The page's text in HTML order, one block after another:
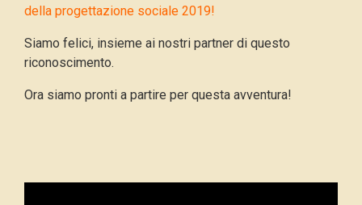
della progettazione sociale 2019!
Siamo felici, insieme ai nostri partner di questo
riconoscimento.
Ora siamo pronti a partire per questa avventura!